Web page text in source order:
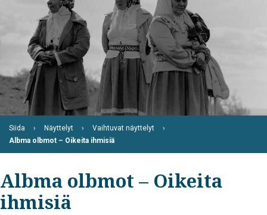
Siida Näyttelyt
Vaihtuvat näyttelyt
Albma olbmot – Oikeita ihmisiä
Albma olbmot – Oikeita
ihmisiä